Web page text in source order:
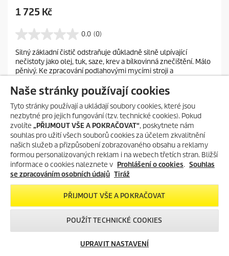
C
r
e
n
t
p
r
o
d
u
c
t
p
r
i
c
1 725 Kč
0.0 (0)
0
0
z
5
v
ě
z
d
i
č
e
k
.
Silný základní čistič odstraňuje důkladně silně ulpívající
nečistoty jako olej, tuk, saze, krev a bílkovinná znečištění. Málo
pěnivý. Ke zpracování podlahovými mycími stroji a
PŘIDAT DO POROVNÁNÍ
VLOŽIT DO KOŠÍKU
Naše stránky používají cookies
Tyto stránky používají a ukládají soubory cookies, které jsou
nezbytné pro jejich fungování (tzv. technické cookies). Pokud
zvolíte „PŘIJMOUT VŠE A POKRAČOVAT“, poskytnete nám
souhlas pro užití všech souborů cookies za účelem zkvalitnění
našich služeb a přizpůsobení zobrazovaného obsahu a reklamy
formou personalizovaných reklam i na webech třetích stran. Bližší
informace o cookies naleznete v Prohlášení o cookies. Souhlas
se zpracováním osobních údajů Tiráž
PŘIJMOUT VŠE A POKRAČOVAT
POUŽÍT TECHNICKÉ COOKIES
UPRAVIT NASTAVENÍ